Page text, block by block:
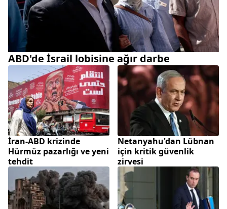
ABD'de İsrail lobisine ağır darbe
İran-ABD krizinde
Hürmüz pazarlığı ve yeni
tehdit
Netanyahu'dan Lübnan
için kritik güvenlik
zirvesi